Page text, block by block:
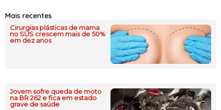
Mais recentes
Cirurgias plásticas de mama
no SUS crescem mais de 50%
em dez anos
Jovem sofre queda de moto
na BR 262 e fica em estado
grave de saúde